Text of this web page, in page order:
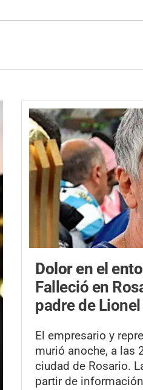
Dolor en el
Falleció en
padre de
El empresario y
murió anoche, a las
ciudad de Rosario.
partir de